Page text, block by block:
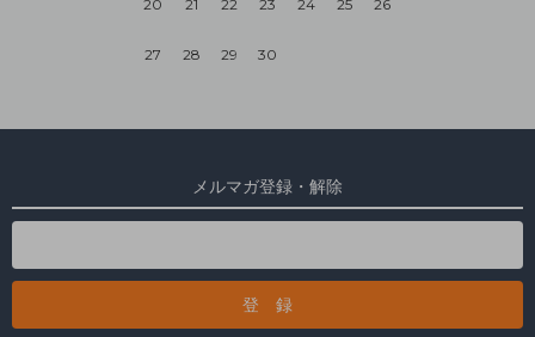
20 21 22 23 24 25 26
27 28 29 30
メルマガ登録・解除